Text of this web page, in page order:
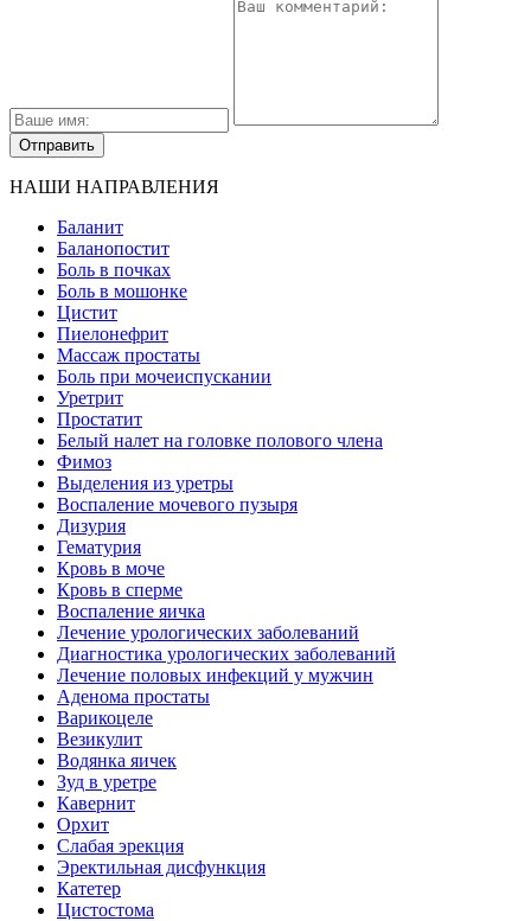
НАШИ НАПРАВЛЕНИЯ
Баланит
Баланопостит
Боль в почках
Боль в мошонке
Цистит
Пиелонефрит
Массаж простаты
Боль при мочеиспускании
Уретрит
Простатит
Белый налет на головке полового члена
Фимоз
Выделения из уретры
Воспаление мочевого пузыря
Дизурия
Гематурия
Кровь в моче
Кровь в сперме
Воспаление яичка
Лечение урологических заболеваний
Диагностика урологических заболеваний
Лечение половых инфекций у мужчин
Аденома простаты
Варикоцеле
Везикулит
Водянка яичек
Зуд в уретре
Кавернит
Орхит
Слабая эрекция
Эректильная дисфункция
Катетер
Цистостома